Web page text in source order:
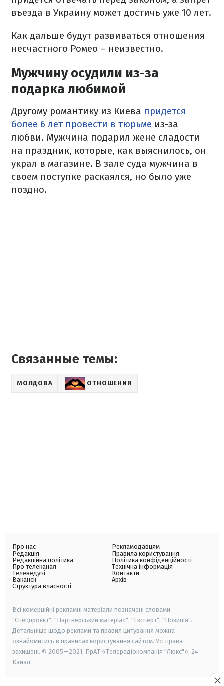
въезда в Украину может достичь уже 10 лет.
Как дальше будут развиваться отношения
несчастного Ромео – неизвестно.
Мужчину осудили из-за
подарка любимой
Другому романтику из Киева придется
более 6 лет провести в тюрьме из-за
любви. Мужчина подарил жене сладости
на праздник, которые, как выяснилось, он
украл в магазине. В зале суда мужчина в
своем поступке раскаялся, но было уже
поздно.
Связанные темы:
МОЛДОВА ОТНОШЕНИЯ
Про нас
Редакція
Редакційна політика
Про телеканал
Телеведучі
Вакансії
Структура власності
Рекламодавцям
Правила користування
Політика конфіденційності
Технічна інформація
Контакти
Архів
Всі комерційні рекламні матеріали позначені словами
"Спецпроєкт", "Партнерський матеріал", "Експерт", "Позиція".
Детальніше щодо реклами та правил цитування можна
ознайомитись в правилах користування сайтом. Усі права
захищені. © 2005—2021, ПрАТ «Телерадіокомпанія "Люкс"», 24
Канал.